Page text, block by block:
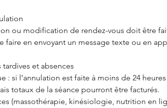
ou modification de rendez-vous doit être
faire en envoyant un message texte ou en
et absences
: si l’annulation est faite à moins de 24 heures
totaux de la séance pourront être facturés.
(massothérapie, kinésiologie, nutrition en